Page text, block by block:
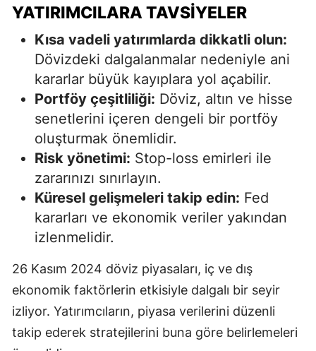
YATIRIMCILARA TAVSIYELER
Kısa vadeli yatırımlarda dikkatli olun:
Dövizdeki dalgalanmalar nedeniyle ani
kararlar büyük kayıplara yol açabilir.
Portföy çeşitliliği: Döviz, altın ve hisse
senetlerini içeren dengeli bir portföy
oluşturmak önemlidir.
Risk yönetimi: Stop-loss emirleri ile
zararınızı sınırlayın.
Küresel gelişmeleri takip edin: Fed
kararları ve ekonomik veriler yakından
izlenmelidir.
26 Kasım 2024 döviz piyasaları, iç ve dış
ekonomik faktörlerin etkisiyle dalgalı bir seyir
izliyor. Yatırımcıların, piyasa verilerini düzenli
takip ederek stratejilerini buna göre belirlemeleri